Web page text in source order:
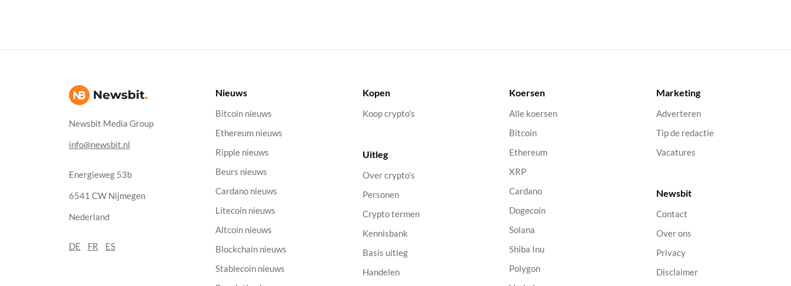
Newsbit Media Group
info@newsbit.nl
Energieweg 53b
6541 CW Nijmegen
Nederland
DE FR ES
Nieuws
Bitcoin nieuws
Ethereum nieuws
Ripple nieuws
Beurs nieuws
Cardano nieuws
Litecoin nieuws
Altcoin nieuws
Blockchain nieuws
Stablecoin nieuws
Kopen
Koop crypto’s
Uitleg
Over crypto’s
Personen
Crypto termen
Kennisbank
Basis uitleg
Handelen
Koersen
Alle koersen
Bitcoin
Ethereum
XRP
Cardano
Dogecoin
Solana
Shiba Inu
Polygon
Marketing
Adverteren
Tip de redactie
Vacatures
Newsbit
Contact
Over ons
Privacy
Disclaimer